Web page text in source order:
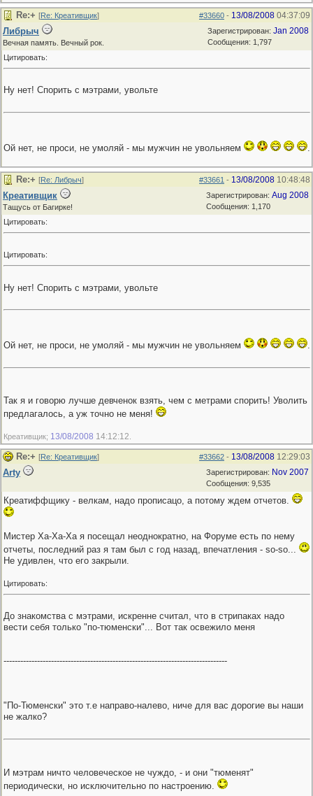
#33660 - 13/08/2008 04:37:09
Re:+ [Re: Креативщик]
Зарегистрирован: Jan 2008
Сообщения: 1,797
Либрыч
Вечная память. Вечный рок.
Цитировать:
Ну нет! Спорить с мэтрами, увольте
Ой нет, не проси, не умоляй - мы мужчин не увольняем
#33661 - 13/08/2008 10:48:48
Re:+ [Re: Либрыч]
Зарегистрирован: Aug 2008
Сообщения: 1,170
Креативщик
Тащусь от Багирке!
Цитировать:
Цитировать:
Ну нет! Спорить с мэтрами, увольте
Ой нет, не проси, не умоляй - мы мужчин не увольняем
Так я и говорю лучше девченок взять, чем с метрами спорить! Уволить
предлагалось, а уж точно не меня!
Креативщик; 13/08/2008 14:12:12
#33662 - 13/08/2008 12:29:03
Re:+ [Re: Креативщик]
Зарегистрирован: Nov 2007
Сообщения: 9,535
Arty
Креатиффщику - велкам, надо прописацо, а потому ждем отчетов.
Мистер Ха-Ха-Ха я посещал неоднократно, на Форуме есть по нему
отчеты, последний раз я там был с год назад, впечатления - so-so...
Не удивлен, что его закрыли.
Цитировать:
До знакомства с мэтрами, искренне считал, что в стрипаках надо
вести себя только "по-тюменски"... Вот так освежило меня
--------------------------------------------------------------------------------
"По-Тюменски" это т.е направо-налево, ниче для вас дорогие вы наши
не жалко?
И мэтрам ничто человеческое не чуждо, - и они "тюменят"
периодически, но исключительно по настроению.